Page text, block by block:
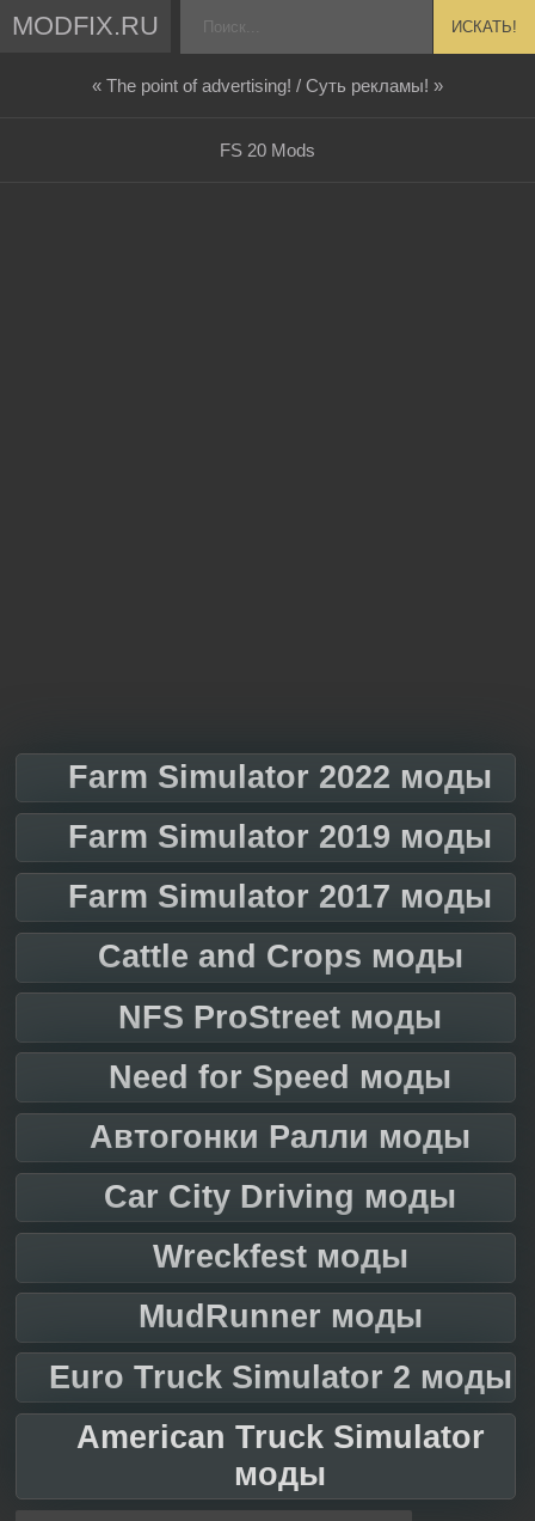
MODFIX.RU ИСКАТЬ!
« The point of advertising! / Суть рекламы! »
FS 20 Mods
Farm Simulator 2022 моды
Farm Simulator 2019 моды
Farm Simulator 2017 моды
Cattle and Crops моды
NFS ProStreet моды
Need for Speed моды
Автогонки Ралли моды
Car City Driving моды
Wreckfest моды
MudRunner моды
Euro Truck Simulator 2 моды
American Truck Simulator
моды